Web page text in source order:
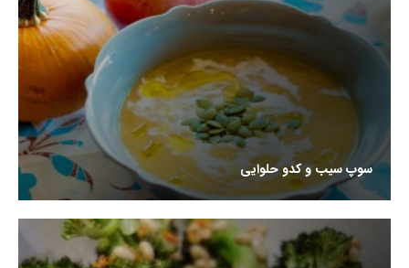
سوپ سیب و کدو حلوایی